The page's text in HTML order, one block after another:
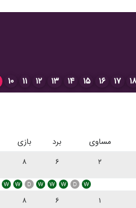
۱۰ ۱۱ ۱۲ ۱۳ ۱۴ ۱۵ ۱۶ ۱۷
بازی برد مساوی
۸ ۶ ۲
۸ ۶ ۱